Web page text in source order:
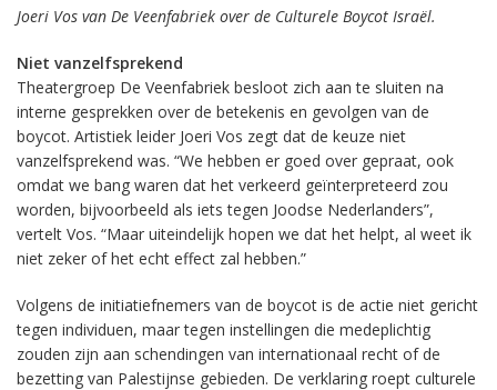
Joeri Vos van De Veenfabriek over de Culturele Boycot Israël.
Niet vanzelfsprekend
Theatergroep De Veenfabriek besloot zich aan te sluiten na
interne gesprekken over de betekenis en gevolgen van de
boycot. Artistiek leider Joeri Vos zegt dat de keuze niet
vanzelfsprekend was. “We hebben er goed over gepraat, ook
omdat we bang waren dat het verkeerd geïnterpreteerd zou
worden, bijvoorbeeld als iets tegen Joodse Nederlanders”,
vertelt Vos. “Maar uiteindelijk hopen we dat het helpt, al weet ik
niet zeker of het echt effect zal hebben.”
Volgens de initiatiefnemers van de boycot is de actie niet gericht
tegen individuen, maar tegen instellingen die medeplichtig
zouden zijn aan schendingen van internationaal recht of de
bezetting van Palestijnse gebieden. De verklaring roept culturele